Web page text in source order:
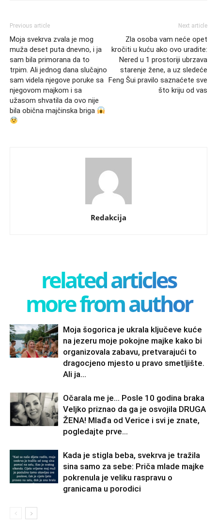
Previous article
Moja svekrva zvala je mog
muža deset puta dnevno, i ja
sam bila primorana da to
trpim. Ali jednog dana slučajno
sam videla njegove poruke sa
njegovom majkom i sa
užasom shvatila da ovo nije
bila obična majčinska briga
Next article
Zla osoba vam neće opet
kročiti u kuću ako ovo uradite:
Nered u 1 prostoriji ubrzava
starenje žene, a uz sledeće
Feng Šui pravilo saznaćete sve
što kriju od vas
Redakcija
related articles
more from author
Moja šogorica je ukrala ključeve kuće
na jezeru moje pokojne majke kako bi
organizovala zabavu, pretvarajući to
dragocjeno mjesto u pravo smetljište.
Ali ja...
Očarala me je… Posle 10 godina braka
Veljko priznao da ga je osvojila DRUGA
ŽENA! Mlađa od Verice i svi je znate,
pogledajte prve...
Kada je stigla beba, svekrva je tražila
sina samo za sebe: Priča mlade majke
pokrenula je veliku raspravu o
granicama u porodici